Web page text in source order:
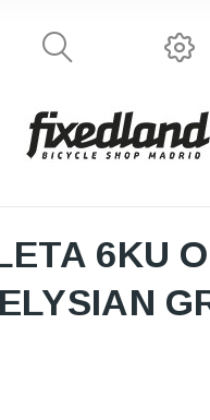
6KU